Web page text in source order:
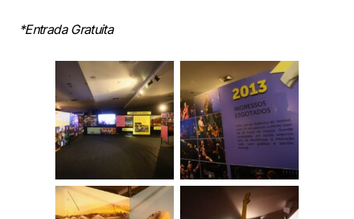
*Entrada Gratuita